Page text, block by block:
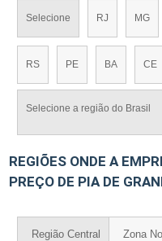
Selecione RJ MG
RS PE BA CE
Selecione a região do Brasil
REGIÕES ONDE A
PREÇO DE PIA DE
Região Central Zona